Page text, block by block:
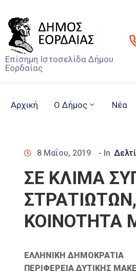
Επίσημη Ιστοσελίδα Δήμου
Εορδαίας
Αρχική Ο Δήμος Νέα
8 Μαΐου, 2019 - In
ΣΕ ΚΛΙΜΑ
ΚΟΙΝΟΤΗΤΑ
ΕΛΛΗΝΙΚΗ ΔΗΜΟΚΡΑΤΙΑ
ΠΕΡΙΦΕΡΕΙΑ ΔΥΤΙΚΗΣ